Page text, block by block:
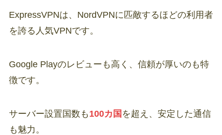
ExpressVPNは、NordVPNに匹敵するほどの利用者
を誇る人気VPNです。
Google Playのレビューも高く、信頼が厚いのも特
徴です。
サーバー設置国数も 100カ国 を超え、安定した通信
も魅力。